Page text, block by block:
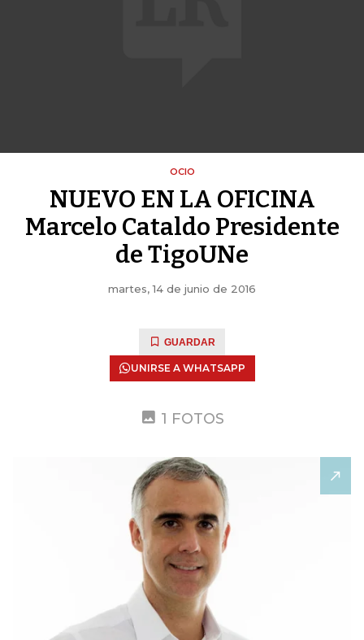
OCIO
NUEVO EN LA OFICINA
Marcelo Cataldo Presidente
de TigoUNe
martes, 14 de junio de 2016
GUARDAR
UNIRSE A WHATSAPP
1 FOTOS